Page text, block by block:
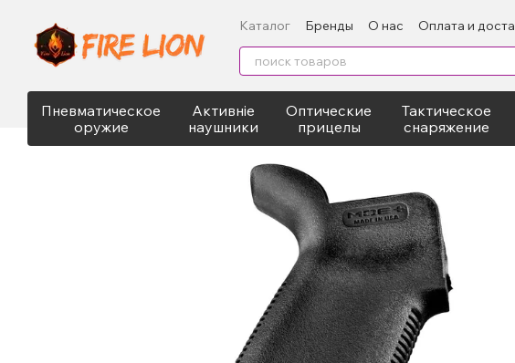
Каталог Бренды О нас Оплата и
Контактная информация
Пневматическое
оружие
Активніе
наушники
Оптические
прицелы
Тактическое
снаряжение